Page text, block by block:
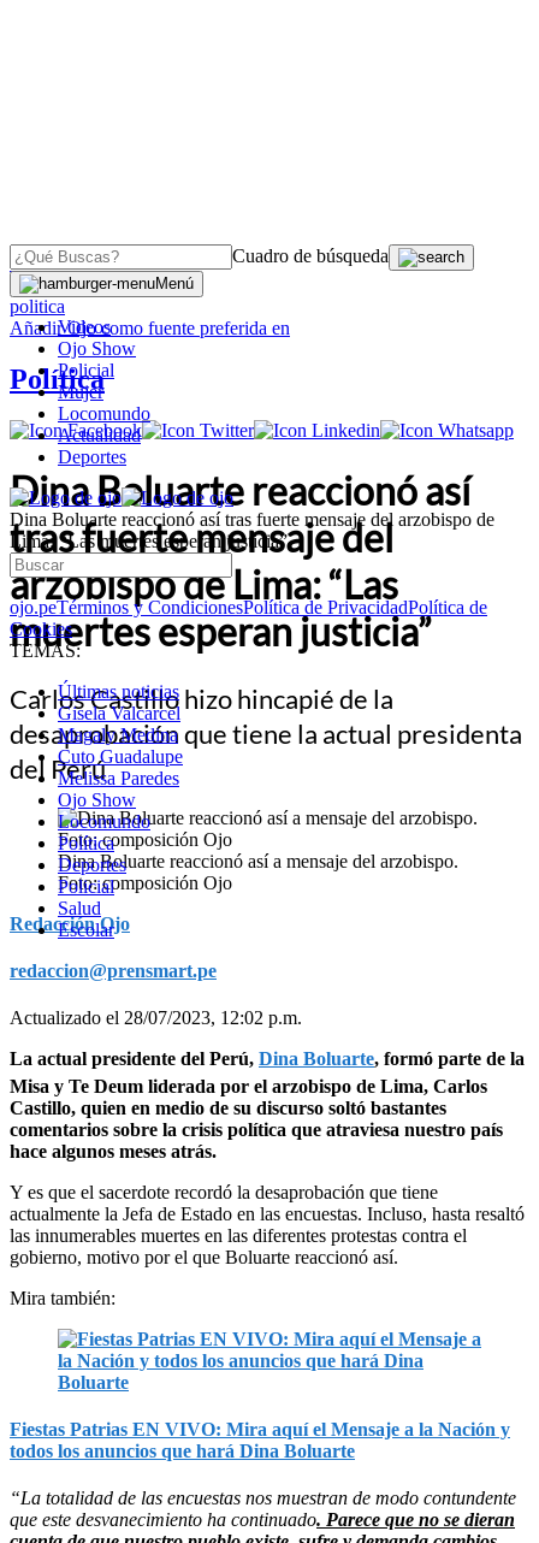
Cuadro de búsqueda
Menú
Videos
Ojo Show
Policial
Mujer
Locomundo
Actualidad
Deportes
Dina Boluarte reaccionó así tras fuerte mensaje del arzobispo de
Lima: “Las muertes esperan justicia”
ojo.peTérminos y CondicionesPolítica de PrivacidadPolítica de
Cookies
TEMAS:
Últimas noticias
Gisela Valcarcel
Magaly Medina
Cuto Guadalupe
Melissa Paredes
Ojo Show
Locomundo
Política
Deportes
Policial
Salud
Escolar
OJO
politica
AñadirOjocomo fuente preferida en
Política
Dina Boluarte reaccionó así
tras fuerte mensaje del
arzobispo de Lima: “Las
muertes esperan justicia”
Carlos Castillo hizo hincapié de la
desaprobación que tiene la actual presidenta
del Perú
Dina Boluarte reaccionó así a mensaje del arzobispo.
Foto: composición Ojo
Redacción Ojo
redaccion@prensmart.pe
Actualizado el 28/07/2023, 12:02 p.m.
La actual presidente del Perú, Dina Boluarte, formó parte de la
Misa y Te Deum liderada por el arzobispo de Lima, Carlos
Castillo, quien en medio de su discurso soltó bastantes
comentarios sobre la crisis política que atraviesa nuestro país
hace algunos meses atrás.
Y es que el sacerdote recordó la desaprobación que tiene
actualmente la Jefa de Estado en las encuestas. Incluso, hasta resaltó
las innumerables muertes en las diferentes protestas contra el
gobierno, motivo por el que Boluarte reaccionó así.
Mira también:
Fiestas Patrias EN VIVO: Mira aquí el Mensaje a la Nación y
todos los anuncios que hará Dina Boluarte
“La totalidad de las encuestas nos muestran de modo contundente
que este desvanecimiento ha continuado. Parece que no se dieran